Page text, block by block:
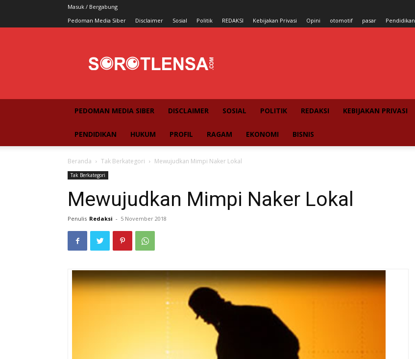
Masuk / Bergabung
Pedoman Media Siber
Disclaimer Sosial Politik REDAKSI Kebijakan Privasi Opini otomotif pasar Pendidikan
PEDOMAN MEDIA SIBER DISCLAIMER SOSIAL POLITIK REDAKSI KEBIJAKAN PRIVASI
PENDIDIKAN HUKUM PROFIL RAGAM EKONOMI BISNIS
Beranda Tak Berkategori Mewujudkan Mimpi Naker Lokal
Tak Berkategori
Mewujudkan Mimpi Naker Lokal
Penulis Redaksi - 5 November 2018